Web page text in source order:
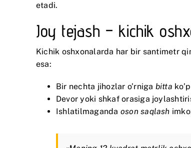
etadi.
Joy tejash – kichik
Kichik oshxonalarda har bir santimetr
esa:
Bir nechta jihozlar o’rniga bitta
Devor yoki shkaf orasiga
Ishlatilmaganda oson saqlash